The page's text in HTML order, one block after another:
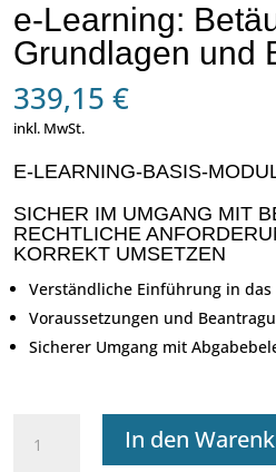
e-Learning:
Grundlagen und
339,15 €
inkl. MwSt.
E-LEARNING-BASIS-
SICHER IM UMGANG MIT
RECHTLICHE
KORREKT UMSETZEN
Verständliche Einführung in
Voraussetzungen und
Sicherer Umgang mit
Learning:
In den